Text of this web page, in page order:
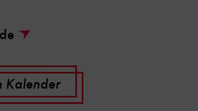
Kalender